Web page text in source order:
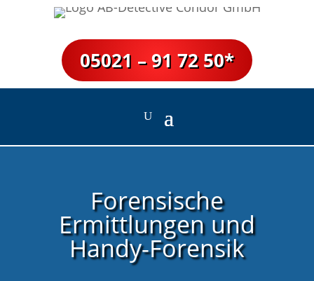
05021 – 91 72 50*
Forensische
Ermittlungen und
Handy-Forensik